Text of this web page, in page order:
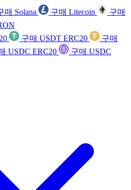
매 Solana 구매 Litecoin
구매
구매 USDT ERC20
구매
USDC ERC20
구매 USDC